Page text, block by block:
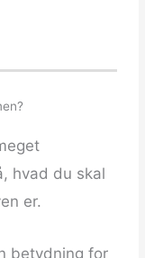
hvad du skal
er.
betydning for